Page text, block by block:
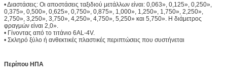
• Διαστάσεις: Οι αποστάσεις ταξιδιού μετάλλων είναι: 0,063», 0,125», 0,250»,
0,375», 0,500», 0,625», 0,750», 0,875», 1,000», 1,250», 1,750», 2,250»,
2,750», 3,250», 3,750», 4,250», 4,750», 5,250» και 5,750». Η διάμετρος
φραγμών είναι 2,0».
• Γίνοντας από το τιτάνιο 6AL-4V.
• Σκληρό ξύλο ή ανθεκτικές πλαστικές περιπτώσεις που συστήνεται
Περίπου ΗΠΑ